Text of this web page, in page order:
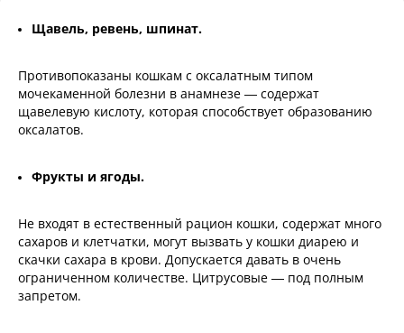
Щавель, ревень, шпинат.
Противопоказаны кошкам с оксалатным типом
мочекаменной болезни в анамнезе — содержат
щавелевую кислоту, которая способствует образованию
оксалатов.
Фрукты и ягоды.
Не входят в естественный рацион кошки, содержат много
сахаров и клетчатки, могут вызвать у кошки диарею и
скачки сахара в крови. Допускается давать в очень
ограниченном количестве. Цитрусовые — под полным
запретом.